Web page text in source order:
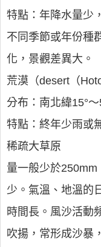
特點：年降水量少
不同季節或年份種
化，景觀差異大。
荒漠（desert（
分布：南北緯15°～
特點：終年少雨或
稀疏大草原
量一般少於
少。氣溫、地溫的
時間長。風沙活動
吹揚，常形成沙暴